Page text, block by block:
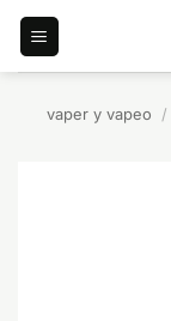
Saltar
contenido
vaper y vapeo /